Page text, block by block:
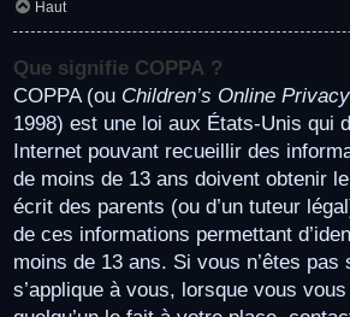
Haut
Que signifie COPPA ?
COPPA (ou Children’s Online
1998) est une loi aux États-Unis qui
Internet pouvant recueillir des
de moins de 13 ans doivent obtenir
écrit des parents (ou d’un tuteur
de ces informations permettant
moins de 13 ans. Si vous n’êtes pas
s’applique à vous, lorsque vous